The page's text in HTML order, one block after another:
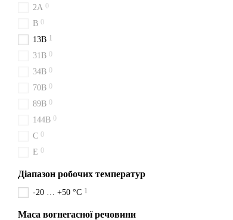
2A 0
B 0
13B 1
31B 0
34B 0
70B 0
89B 0
144B 0
C 0
E 0
Діапазон робочих температур
-20 … +50 °C 1
Маса вогнегасної речовини